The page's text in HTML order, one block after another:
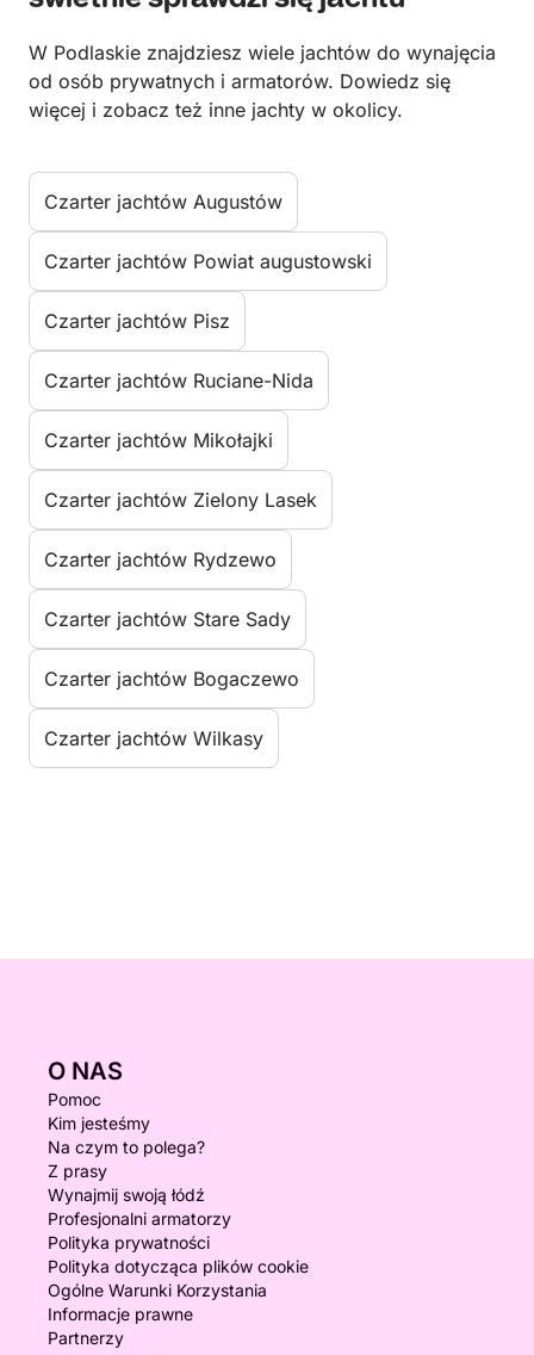
W Podlaskie znajdziesz wiele jachtów do wynajęcia
od osób prywatnych i armatorów. Dowiedz się
więcej i zobacz też inne jachty w okolicy.
Czarter jachtów Augustów
Czarter jachtów Powiat augustowski
Czarter jachtów Pisz
Czarter jachtów Ruciane-Nida
Czarter jachtów Mikołajki
Czarter jachtów Zielony Lasek
Czarter jachtów Rydzewo
Czarter jachtów Stare Sady
Czarter jachtów Bogaczewo
Czarter jachtów Wilkasy
O NAS
Pomoc
Kim jesteśmy
Na czym to polega?
Z prasy
Wynajmij swoją łódź
Profesjonalni armatorzy
Polityka prywatności
Polityka dotycząca plików cookie
Ogólne Warunki Korzystania
Informacje prawne
Partnerzy